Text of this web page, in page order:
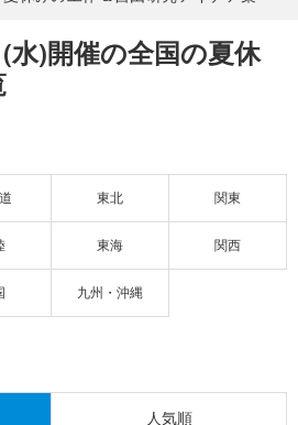
)開催の全国の夏休
東北 関東
東海 関西
九州・沖縄
人気順